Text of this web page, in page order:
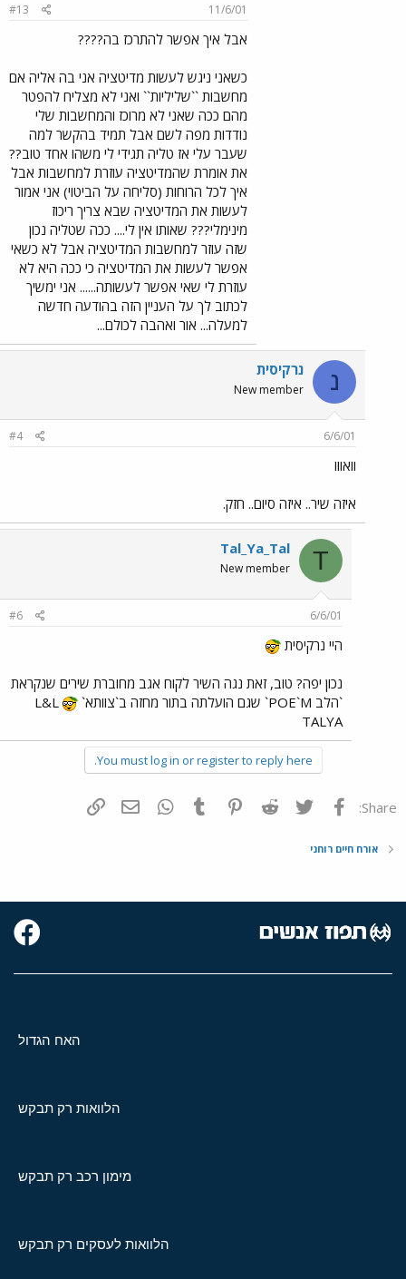
11/6/01
#13
אבל איך אפשר להתרכז בה????
כשאני ניגש לעשות מדיטציה אני בה אליה אם
מחשבות ``שליליות`` ואני לא מצליח להפטר
מהם ככה שאני לא מרוכז והמחשבות שלי
נודדות מפה לשם אבל תמיד בהקשר למה
שעבר עלי אז טליה תגידי לי משהו אחד טוב??
את אומרת שהמדיטציה עוזרת למחשבות אבל
איך לכל הרוחות (סליחה על הביטוי) אני אמור
לעשות את המדיטציה שבא צריך ריכוז
מינימלי??? שאותו אין לי.... ככה שטליה נכון
שזה עוזר למחשבות המדיטציה אבל לא כשאי
אפשר לעשות את המדיטציה כי ככה היא לא
עוזרת לי שאי אפשר לעשותה...... אני ימשיך
לכתוב לך על העניין הזה בהודעה חדשה
למעלה... אור ואהבה לכולם...
נ נרקיסית
New member
6/6/01
#4
וואווו
איזה שיר.. איזה סיום.. חזק.
T
Tal_Ya_Tal
New member
6/6/01
#6
היי נרקיסית
נכון יפה? טוב, זאת נגה השיר לקוח אגב מחוברת שירים שנקראת
`הלב POE`M` שגם הועלתה בתור מחזה ב`צוותא`
L&L
TALYA
You must log in or register to reply here.
Share: פייסבוק Twitter
Reddit
Pinterest
Tumblr
WhatsAppדואר אלקטרוני
אורח חיים רוחני
האח הגדול
הלוואות רק תבקש
מימון רכב רק תבקש
הלוואות לעסקים רק תבקש